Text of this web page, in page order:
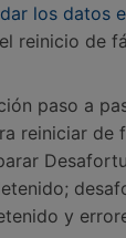
los datos
reinicio de
paso a
reiniciar de
y